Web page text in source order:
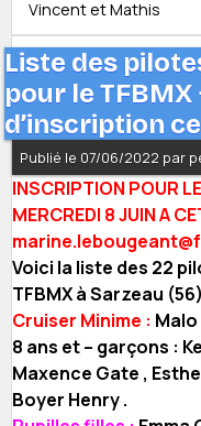
Vincent et Mathis
Liste des
pour le
d’inscription
Publié le 07/06/2022 par
INSCRIPTION POUR
MERCREDI 8 JUIN A
Voici la liste des 22
TFBMX à Sarzeau
Cruiser Minime :
8 ans et – garçons :
Maxence Gate ,
Boyer Henry .